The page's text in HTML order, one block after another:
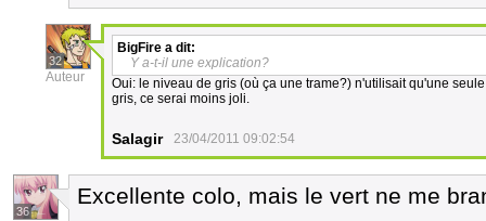
32
Auteur
BigFire a dit:
Y a-t-il une explication?
Oui: le niveau de gris (où ça une trame?) n'utilisait qu'une
gris, ce serai moins joli.
Salagir 23/04/2011 09:02:54
36
Excellente colo, mais le vert ne me